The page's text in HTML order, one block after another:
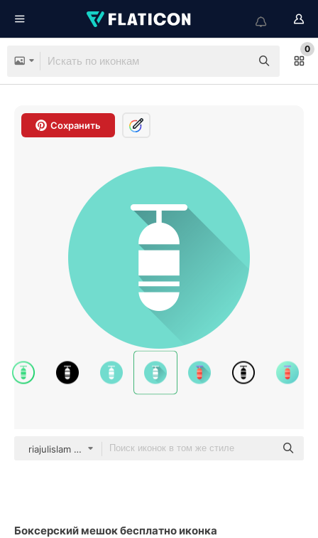
0
Сохранить
riajulislam color fill
Боксерский мешок бесплатно иконка